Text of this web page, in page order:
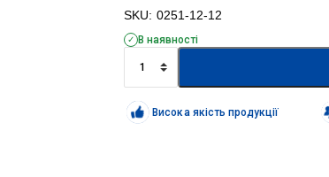
SKU: 0251-12-12
В наявності
DKR
3/4"
45
dn
Висока якість продукції